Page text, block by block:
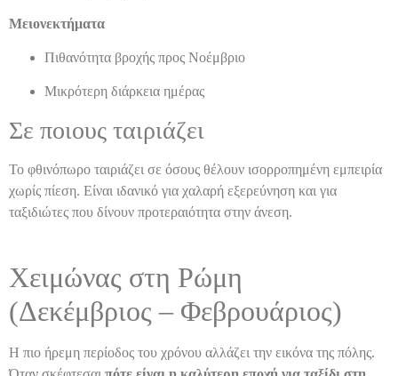
Μειονεκτήματα
Πιθανότητα βροχής προς Νοέμβριο
Μικρότερη διάρκεια ημέρας
Σε ποιους ταιριάζει
Το φθινόπωρο ταιριάζει σε όσους θέλουν ισορροπημένη εμπειρία
χωρίς πίεση. Είναι ιδανικό για χαλαρή εξερεύνηση και για
ταξιδιώτες που δίνουν προτεραιότητα στην άνεση.
Χειμώνας στη Ρώμη
(Δεκέμβριος – Φεβρουάριος)
Η πιο ήρεμη περίοδος του χρόνου αλλάζει την εικόνα της πόλης.